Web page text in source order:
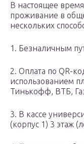
В настоящее
проживание в
нескольких
1. Безналичным
2. Оплата по QR-
использованием
Тинькофф, ВТБ,
3. В кассе
(корпус 1) 3 этаж